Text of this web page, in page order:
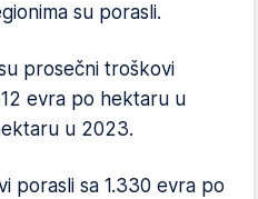
su porasli.
prosečni troškovi
evra po hektaru u
u 2023.
porasli sa 1.330 evra po